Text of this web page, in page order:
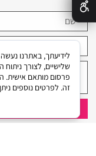
שלישיים, לצורך ניתוח
פרסום מותאם אישית.
זה. לפרטים נוספים